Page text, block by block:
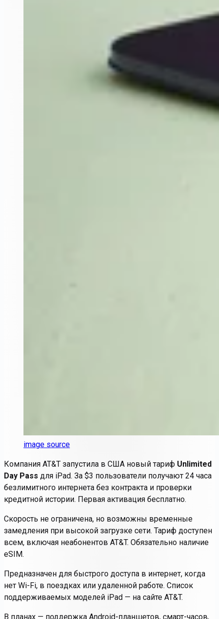
image source
Компания AT&T запустила в США новый тариф Unlimited
Day Pass для iPad. За $3 пользователи получают 24 часа
безлимитного интернета без контракта и проверки
кредитной истории. Первая активация бесплатно.
Скорость не ограничена, но возможны временные
замедления при высокой загрузке сети. Тариф доступен
всем, включая неабонентов AT&T. Обязательно наличие
eSIM.
Предназначен для быстрого доступа в интернет, когда
нет Wi-Fi, в поездках или удаленной работе. Список
поддерживаемых моделей iPad — на сайте AT&T.
В планах — поддержка Android-планшетов, смарт-часов,